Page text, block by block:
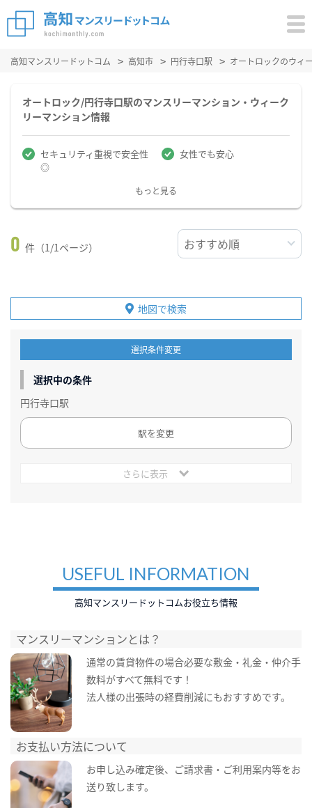
高知マンスリードットコム 高知市 円行寺口駅 オートロックのウィ
オートロック/円行寺口駅のマンスリーマンション・ウィーク
リーマンション情報
セキュリティ重視で安全性
◎
女性でも安心
もっと見る
0 件（1/1ページ）
地図で検索
選択条件変更
選択中の条件
円行寺口駅
駅を変更
さらに表示
USEFUL INFORMATION
高知マンスリードットコムお役立ち情報
マンスリーマンションとは？
通常の賃貸物件の場合必要な敷金・礼金・仲介手
数料がすべて無料です！
法人様の出張時の経費削減にもおすすめです。
お支払い方法について
お申し込み確定後、ご請求書・ご利用案内等をお
送り致します。